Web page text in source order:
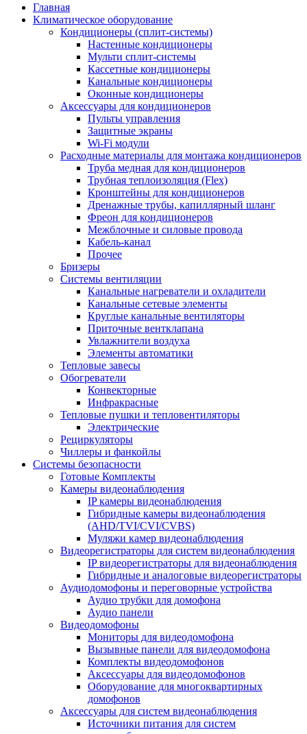
Главная
Климатическое оборудование
Кондиционеры (сплит-системы)
Настенные кондиционеры
Мульти сплит-системы
Кассетные кондиционеры
Канальные кондиционеры
Оконные кондиционеры
Аксессуары для кондиционеров
Пульты управления
Защитные экраны
Wi-Fi модули
Расходные материалы для монтажа кондиционеров
Труба медная для кондиционеров
Трубная теплоизоляция (Flex)
Кронштейны для кондиционеров
Дренажные трубы, капиллярный шланг
Фреон для кондиционеров
Межблочные и силовые провода
Кабель-канал
Прочее
Бризеры
Системы вентиляции
Канальные нагреватели и охладители
Канальные сетевые элементы
Круглые канальные вентиляторы
Приточные вентклапана
Увлажнители воздуха
Элементы автоматики
Тепловые завесы
Обогреватели
Конвекторные
Инфракрасные
Тепловые пушки и тепловентиляторы
Электрические
Рециркуляторы
Чиллеры и фанкойлы
Системы безопасности
Готовые Комплекты
Камеры видеонаблюдения
IP камеры видеонаблюдения
Гибридные камеры видеонаблюдения
(AHD/TVI/CVI/CVBS)
Муляжи камер видеонаблюдения
Видеорегистраторы для систем видеонаблюдения
IP видеорегистраторы для видеонаблюдения
Гибридные и аналоговые видеорегистраторы
Аудиодомофоны и переговорные устройства
Аудио трубки для домофона
Аудио панели
Видеодомофоны
Мониторы для видеодомофона
Вызывные панели для видеодомофона
Комплекты видеодомофонов
Аксессуары для видеодомофонов
Оборудование для многоквартирных
домофонов
Аксессуары для систем видеонаблюдения
Источники питания для систем